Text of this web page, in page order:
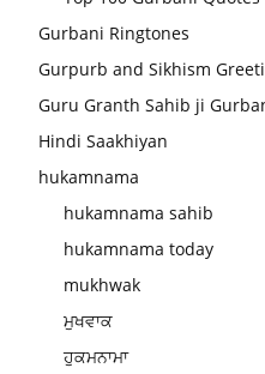
Gurbani Ringtones
Gurpurb and Sikhism
Guru Granth Sahib ji
Hindi Saakhiyan
hukamnama
hukamnama sahib
hukamnama today
mukhwak
ਮੁਖਵਾਕ
ਹੁਕਮਨਾਮਾ